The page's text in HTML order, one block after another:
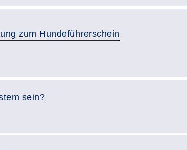
zum Hundeführerschein
sein?